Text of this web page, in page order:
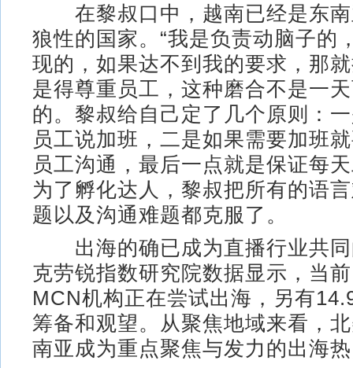
在黎叔口中，越南已经是东南
狼性的国家。“我是负责动脑子的
现的，如果达不到我的要求，那
是得尊重员工，这种磨合不是一
的。黎叔给自己定了几个原则：
员工说加班，二是如果需要加班
员工沟通，最后一点就是保证每
为了孵化达人，黎叔把所有的语
题以及沟通难题都克服了。
出海的确已成为直播行业共同
克劳锐指数研究院数据显示，当
MCN机构正在尝试出海，另有
筹备和观望。从聚焦地域来看，
南亚成为重点聚焦与发力的出海